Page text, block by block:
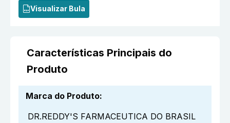
Visualizar Bula
Características Principais do
Produto
Marca do Produto:
DR.REDDY'S FARMACEUTICA DO BRASIL